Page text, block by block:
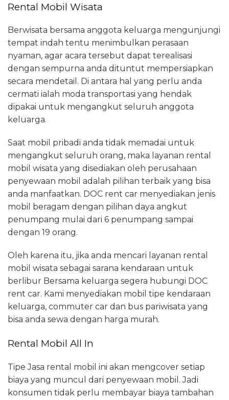
Rental Mobil Wisata
Berwisata bersama anggota keluarga mengunjungi
tempat indah tentu menimbulkan perasaan
nyaman, agar acara tersebut dapat terealisasi
dengan sempurna anda dituntut mempersiapkan
secara mendetail. Di antara hal yang perlu anda
cermati ialah moda transportasi yang hendak
dipakai untuk mengangkut seluruh anggota
keluarga.
Saat mobil pribadi anda tidak memadai untuk
mengangkut seluruh orang, maka layanan rental
mobil wisata yang disediakan oleh perusahaan
penyewaan mobil adalah pilihan terbaik yang bisa
anda manfaatkan. DOC rent car menyediakan jenis
mobil beragam dengan pilihan daya angkut
penumpang mulai dari 6 penumpang sampai
dengan 19 orang.
Oleh karena itu, jika anda mencari layanan rental
mobil wisata sebagai sarana kendaraan untuk
berlibur Bersama keluarga segera hubungi DOC
rent car. Kami menyediakan mobil tipe kendaraan
keluarga, commuter car dan bus pariwisata yang
bisa anda sewa dengan harga murah.
Rental Mobil All In
Tipe Jasa rental mobil ini akan mengcover setiap
biaya yang muncul dari penyewaan mobil. Jadi
konsumen tidak perlu membayar biaya tambahan